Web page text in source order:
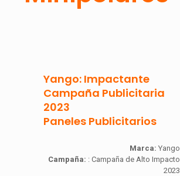
Yango: Impactante
Campaña Publicitaria
2023
Paneles Publicitarios
Marca: Yango
Campaña: : Campaña de Alto Impacto
2023